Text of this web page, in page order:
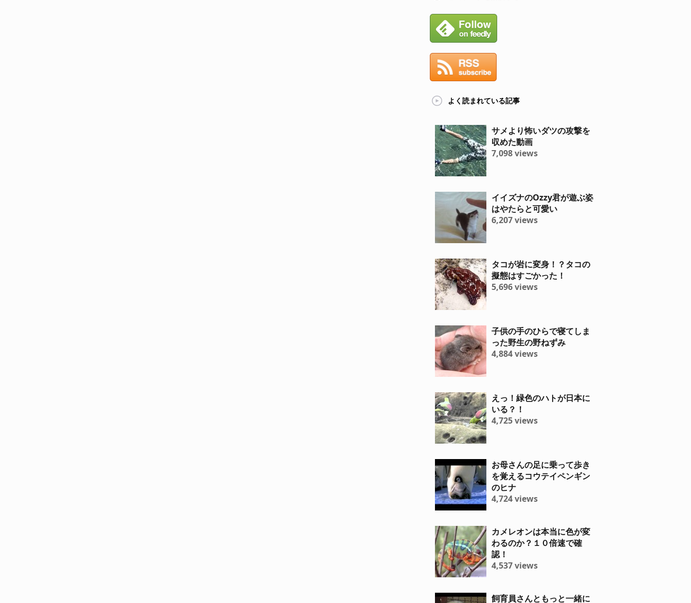
よく読まれている記事
サメより怖いダツの攻撃を
収めた動画
7,098 views
イイズナのOzzy君が遊ぶ姿
はやたらと可愛い
6,207 views
タコが岩に変身！？タコの
擬態はすごかった！
5,696 views
子供の手のひらで寝てしま
った野生の野ねずみ
4,884 views
えっ！緑色のハトが日本に
いる？！
4,725 views
お母さんの足に乗って歩き
を覚えるコウテイペンギン
のヒナ
4,724 views
カメレオンは本当に色が変
わるのか？１０倍速で確
認！
4,537 views
飼育員さんともっと一緒に